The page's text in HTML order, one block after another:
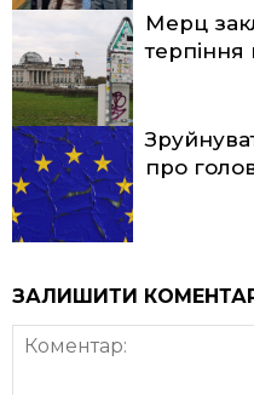
Мерц
про
ЗАЛИШИТИ